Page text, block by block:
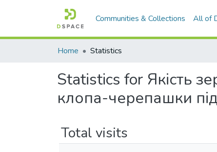
Communities & Collections All of
Home Statistics
Statistics for Якість
клопа-черепашки
Total visits